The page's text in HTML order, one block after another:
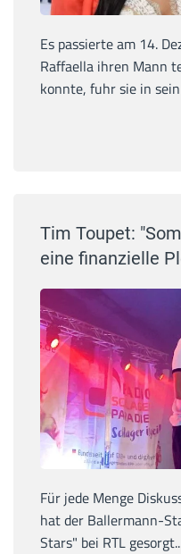
Es passierte am 14.
Raffaella ihren Mann
konnte, fuhr sie in sein
Tim Toupet:
eine finanzielle
Für jede Menge
hat der Ballermann-
Stars" bei RTL